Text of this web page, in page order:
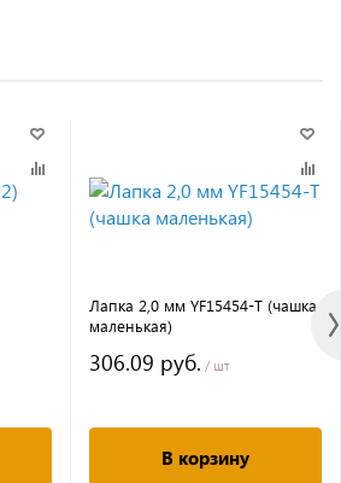
Лапка 2,0 мм YF15454-T (чашка
маленькая)
306.09 руб. / шт
В корзину